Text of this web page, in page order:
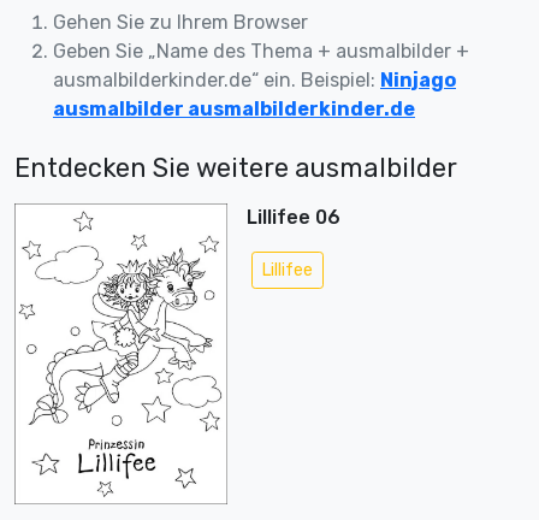
Gehen Sie zu Ihrem Browser
Geben Sie „Name des Thema + ausmalbilder +
ausmalbilderkinder.de“ ein. Beispiel: Ninjago
ausmalbilder ausmalbilderkinder.de
Entdecken Sie weitere ausmalbilder
Lillifee 06
Lillifee